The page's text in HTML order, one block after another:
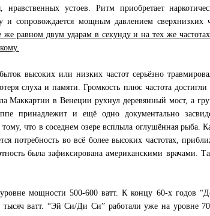
нравственных устоев. Ритм приобретает
и сопровождается мощным давлением сверхнизких
равном двум ударам в секунду и на тех же
высоких или низких частот серьёзно
слуха и памяти. Громкость плюс частота
Маккартни в Венеции рухнул деревянный мост, а
принадлежит и ещё одно документально
что в соседнем озере всплыла оглушённая рыба.
потребность во всё более высоких частотах,
была зафиксирована американскими врачами.
мощности 500-600 ватт. К концу 60-х годов
тысяч ватт. “Эй Си/Ди Си” работали уже на уровне